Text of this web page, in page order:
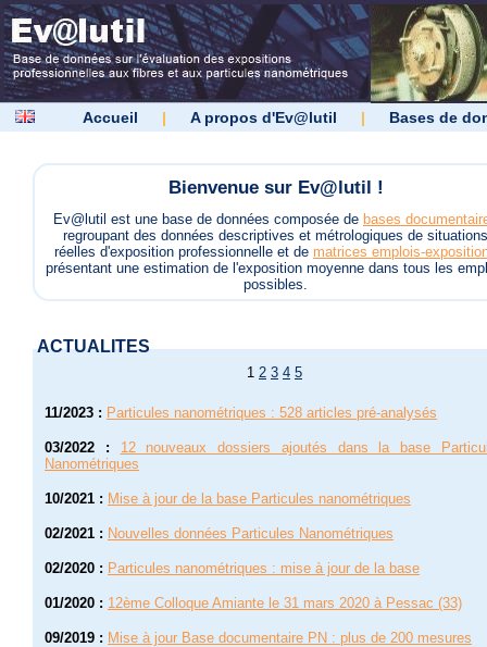
Accueil | A propos d'Ev@lutil | Bases de
Bienvenue sur Ev@lutil !
Ev@lutil est une base de données composée de bases
regroupant des données descriptives et métrologiques de situations
réelles d'exposition professionnelle et de matrices emplois-
présentant une estimation de l'exposition moyenne dans tous les
possibles.
ACTUALITES
1 2 3 4 5
11/2023 : Particules nanométriques : 528 articles pré-analysés
03/2022 :
12 nouveaux dossiers ajoutés dans la base
Nanométriques
10/2021 : Mise à jour de la base Particules nanométriques
02/2021 : Nouvelles données Particules Nanométriques
02/2020 : Particules nanométriques : mise à jour de la base
01/2020 : 12ème Colloque Amiante le 31 mars 2020 à Pessac (33)
09/2019 : Mise à jour Base documentaire PN : plus de 200 mesures